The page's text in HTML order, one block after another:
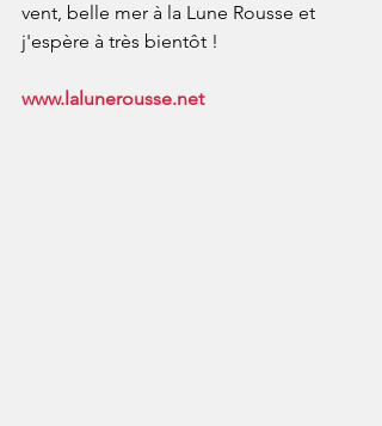
vent, belle mer à la Lune Rousse et
j'espère à très bientôt !
www.lalunerousse.net